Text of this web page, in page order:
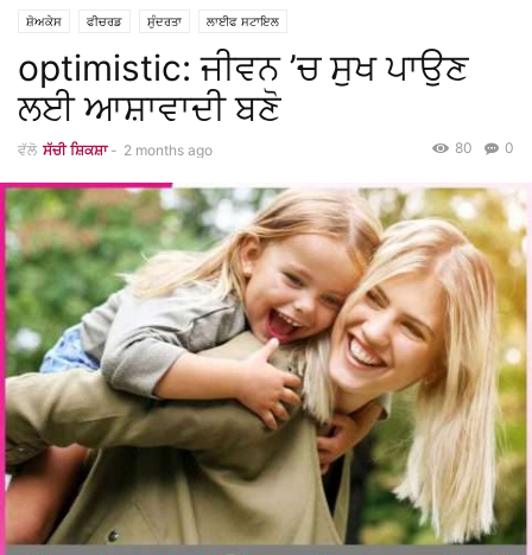
ਸ਼ੋਅਕੇਸ ਫੀਚਰਡ ਸੁੰਦਰਤਾ ਲਾਈਫ ਸਟਾਇਲ
optimistic: ਜੀਵਨ ’ਚ ਸੁਖ ਪਾਉਣ
ਲਈ ਆਸ਼ਾਵਾਦੀ ਬਣੋ
ਵੱਲੋ ਸੱਚੀ ਸ਼ਿਕਸ਼ਾ - 2 months ago 0
80